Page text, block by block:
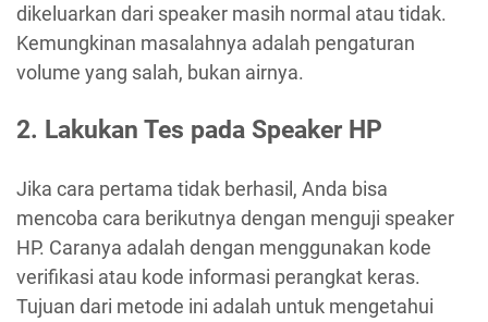
dikeluarkan dari speaker masih normal atau tidak.
Kemungkinan masalahnya adalah pengaturan
volume yang salah, bukan airnya.
2. Lakukan Tes pada Speaker HP
Jika cara pertama tidak berhasil, Anda bisa
mencoba cara berikutnya dengan menguji speaker
HP. Caranya adalah dengan menggunakan kode
verifikasi atau kode informasi perangkat keras.
Tujuan dari metode ini adalah untuk mengetahui